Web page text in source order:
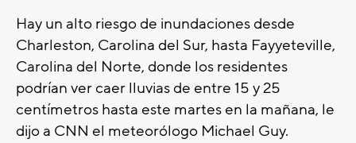
Hay un alto riesgo de inundaciones desde
Charleston, Carolina del Sur, hasta Fayyeteville,
Carolina del Norte, donde los residentes
podrían ver caer lluvias de entre 15 y 25
centímetros hasta este martes en la mañana, le
dijo a CNN el meteorólogo Michael Guy.